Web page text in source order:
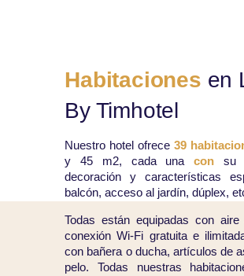
Habitaciones en
By Timhotel
Nuestro hotel ofrece 39
y 45 m2, cada unacon su
decoración y características
balcón, acceso al jardín, dúplex,
Todas están equipadas con aire
conexión Wi-Fi gratuita e
con bañera o ducha, artículos de
pelo. Todas nuestras